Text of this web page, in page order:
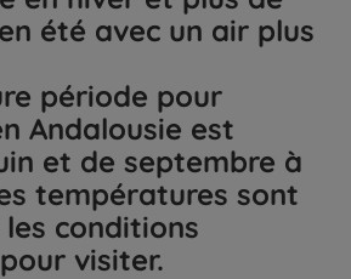
été avec un air plus
période pour
Andalousie est
et de septembre à
températures sont
conditions
visiter.